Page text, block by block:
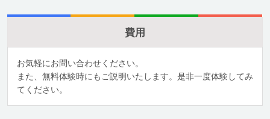
費用
お気軽にお問い合わせください。
また、無料体験時にもご説明いたします。是非一度体験してみ
てください。